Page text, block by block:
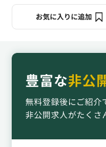
お気に入りに追加